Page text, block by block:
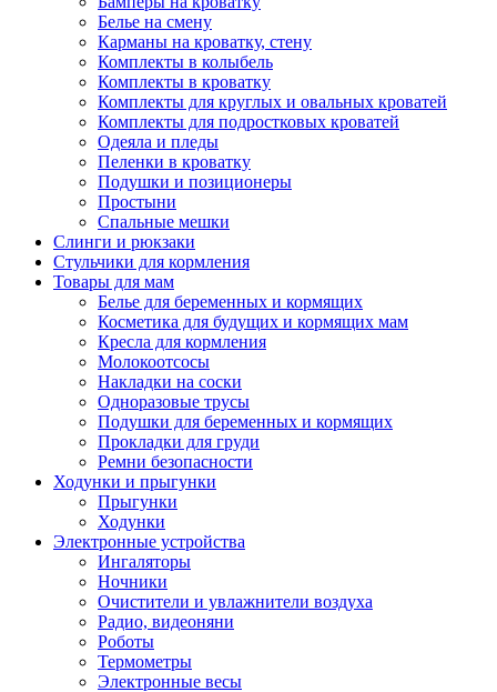
Белье на смену
Карманы на кроватку, стену
Комплекты в колыбель
Комплекты в кроватку
Комплекты для круглых и овальных кроватей
Комплекты для подростковых кроватей
Одеяла и пледы
Пеленки в кроватку
Подушки и позиционеры
Простыни
Спальные мешки
Слинги и рюкзаки
Стульчики для кормления
Товары для мам
Белье для беременных и кормящих
Косметика для будущих и кормящих мам
Кресла для кормления
Молокоотсосы
Накладки на соски
Одноразовые трусы
Подушки для беременных и кормящих
Прокладки для груди
Ремни безопасности
Ходунки и прыгунки
Прыгунки
Ходунки
Электронные устройства
Ингаляторы
Ночники
Очистители и увлажнители воздуха
Радио, видеоняни
Роботы
Термометры
Электронные весы